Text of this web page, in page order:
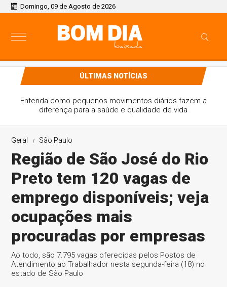
Domingo, 09 de Agosto de 2026
ÚLTIMAS NOTÍCIAS
Entenda como pequenos movimentos diários fazem a
diferença para a saúde e qualidade de vida
Geral São Paulo
Região de São José do Rio
Preto tem 120 vagas de
emprego disponíveis; veja
ocupações mais
procuradas por empresas
Ao todo, são 7.795 vagas oferecidas pelos Postos de
Atendimento ao Trabalhador nesta segunda-feira (18) no
estado de São Paulo